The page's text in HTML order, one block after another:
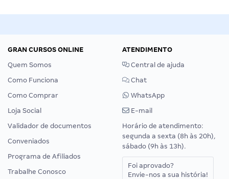
GRAN CURSOS ONLINE
Quem Somos
Como Funciona
Como Comprar
Loja Social
Validador de documentos
Conveniados
Programa de Afiliados
Trabalhe Conosco
ATENDIMENTO
Central de ajuda
Chat
WhatsApp
E-mail
Horário de atendimento:
segunda a sexta (8h às 20h),
sábado (9h às 13h).
Foi aprovado?
Envie-nos a sua história!